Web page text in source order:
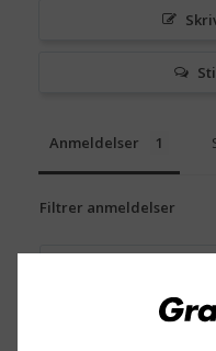
Anmeldelser
Filtrer anmeldelser